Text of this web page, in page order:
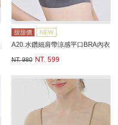
甜甜價 NEW
A20.水鑽細肩帶涼感平口BRA內衣
NT. 980 NT. 599